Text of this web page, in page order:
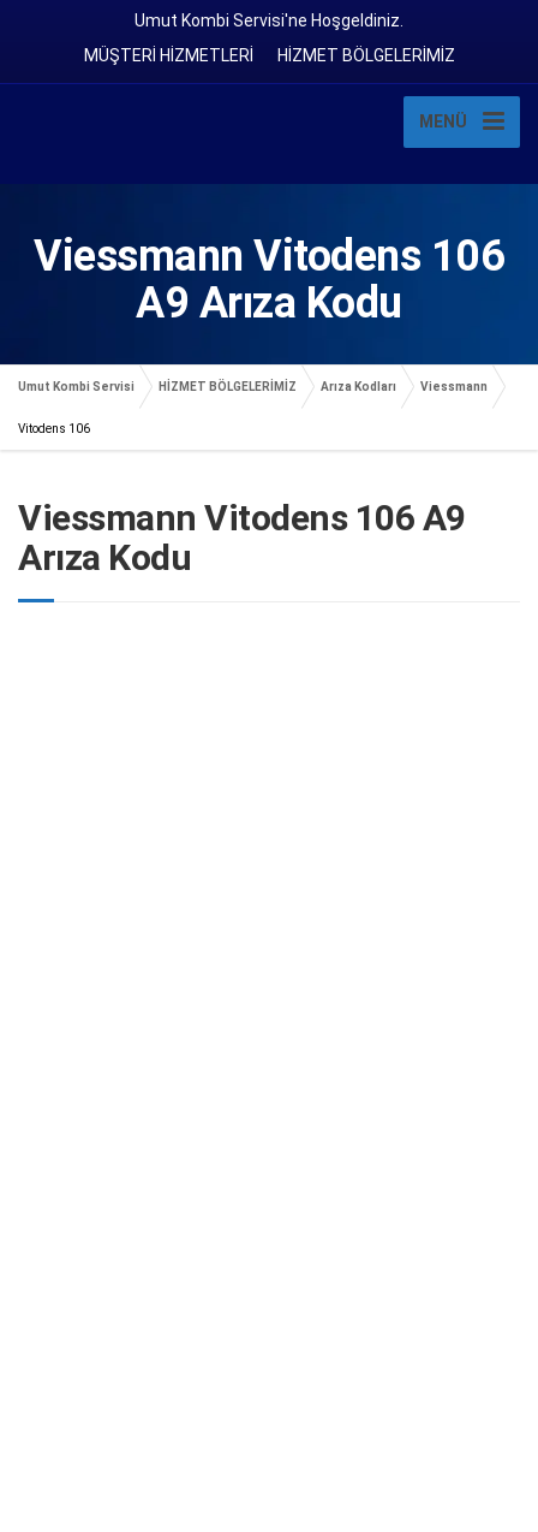
Umut Kombi Servisi'ne Hoşgeldiniz.
MÜŞTERİ HİZMETLERİ
HİZMET BÖLGELERİMİZ
MENÜ
Viessmann Vitodens 106
A9 Arıza Kodu
Umut Kombi Servisi HİZMET BÖLGELERİMİZ Arıza Kodları Viessmann
Vitodens 106
Viessmann Vitodens 106 A9
Arıza Kodu